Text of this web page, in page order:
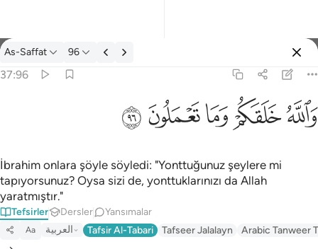
Tefsir: As-Saffat 37:96
As-Saffat 96
37:96
وَٱللَّهُ خَلَقَكُمْ وَمَا تَعْمَلُونَ ٩٦
ﲤﲥﲦﲧﲨ
İbrahim onlara şöyle söyledi: "Yonttuğunuz şeylere mi
tapıyorsunuz? Oysa sizi de, yonttuklarınızı da Allah
yaratmıştır."
Tefsirler Dersler Yansımalar
Aa العربية Tafsir Al-Tabari Tafseer Jalalayn Arabic Tanweer